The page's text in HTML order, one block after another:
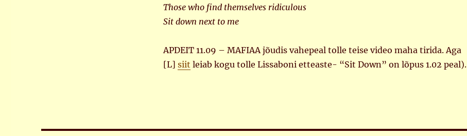
Those who find themselves ridiculous
Sit down next to me
APDEIT 11.09 – MAFIAA jõudis vahepeal tolle teise video maha tirida. Aga
[L] siit leiab kogu tolle Lissaboni etteaste- “Sit Down” on lõpus 1.02 peal).